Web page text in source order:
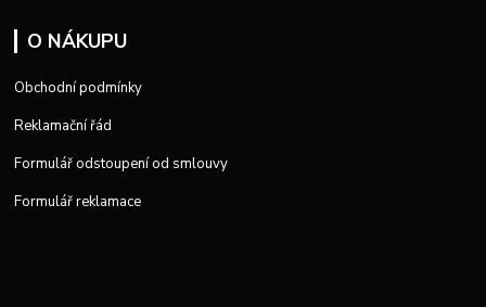
O NÁKUPU
Obchodní podmínky
Reklamační řád
Formulář odstoupení od smlouvy
Formulář reklamace